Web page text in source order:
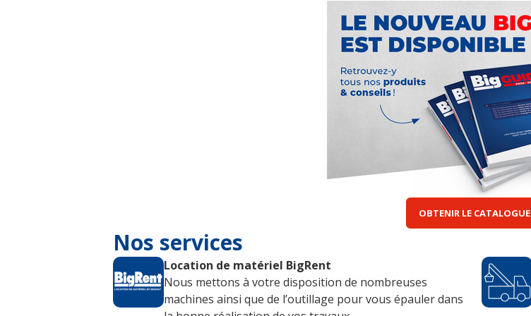
OBTENIR LE CATALOGUE
Nos services
Location de matériel BigRent
Nous mettons à votre disposition de nombreuses
machines ainsi que de l’outillage pour vous épauler dans